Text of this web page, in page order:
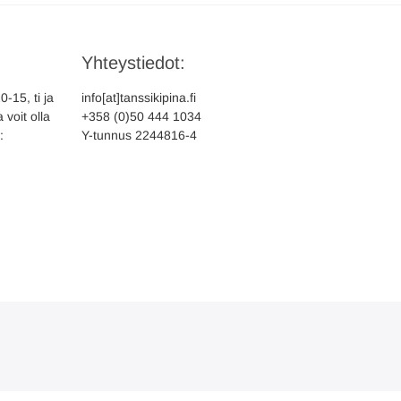
15, ti ja
voit olla
Yhteystiedot:
info[at]tanssikipina.fi
+358 (0)50 444 1034
Y-tunnus 2244816-4